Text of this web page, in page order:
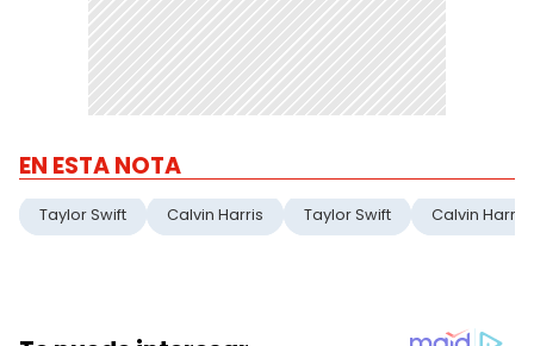
EN ESTA NOTA
Taylor Swift Calvin Harris Taylor Swift Calvin Harris